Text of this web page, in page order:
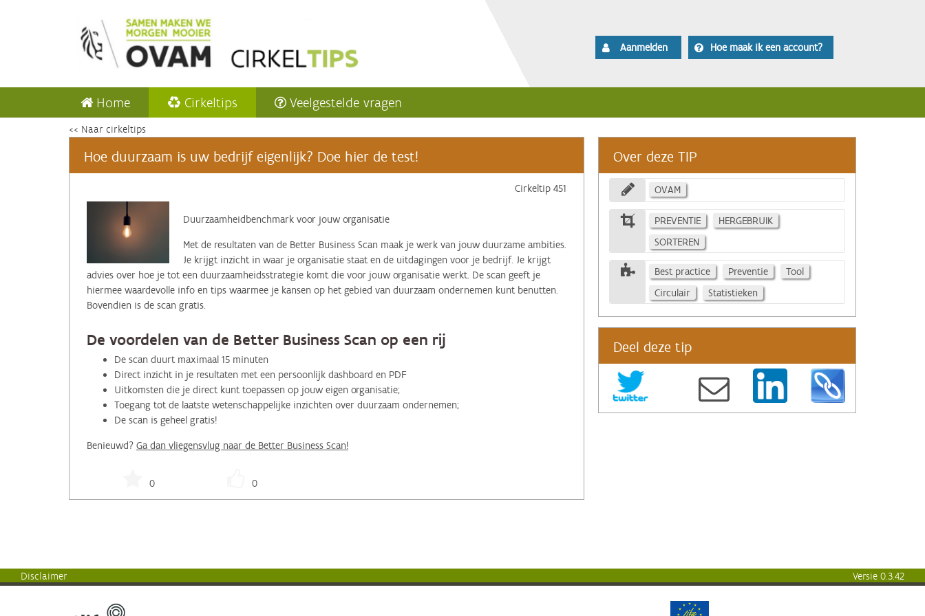
Aanmelden Hoe maak ik een account?
Home Cirkeltips Veelgestelde vragen
<< Naar cirkeltips
Hoe duurzaam is uw bedrijf eigenlijk? Doe hier de test!
Cirkeltip 451
Duurzaamheidbenchmark voor jouw organisatie
Met de resultaten van de Better Business Scan maak je werk van jouw duurzame ambities.
Je krijgt inzicht in waar je organisatie staat en de uitdagingen voor je bedrijf. Je krijgt
advies over hoe je tot een duurzaamheidsstrategie komt die voor jouw organisatie werkt. De scan geeft je
hiermee waardevolle info en tips waarmee je kansen op het gebied van duurzaam ondernemen kunt benutten.
Bovendien is de scan gratis.
De voordelen van de Better Business Scan op een rij
De scan duurt maximaal 15 minuten
Direct inzicht in je resultaten met een persoonlijk dashboard en PDF
Uitkomsten die je direct kunt toepassen op jouw eigen organisatie;
Toegang tot de laatste wetenschappelijke inzichten over duurzaam ondernemen;
De scan is geheel gratis!
Benieuwd? Ga dan vliegensvlug naar de Better Business Scan!
0 0
Over deze TIP
OVAM
PREVENTIE
HERGEBRUIK
SORTEREN
Best practice Preventie
Tool
Circulair
Statistieken
Deel deze tip
Disclaimer Versie 0.3.42